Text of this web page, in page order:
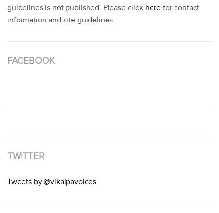
guidelines is not published. Please click here for contact
information and site guidelines.
FACEBOOK
TWITTER
Tweets by @vikalpavoices